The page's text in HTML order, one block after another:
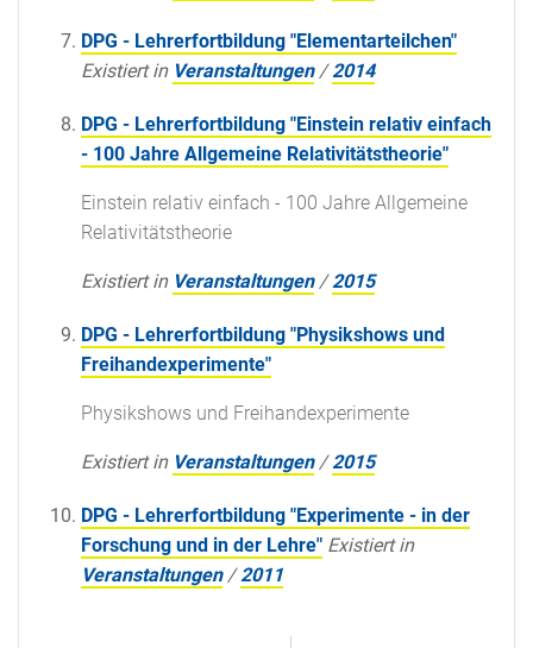
DPG - Lehrerfortbildung "Elementarteilchen"
Existiert in Veranstaltungen /2014
DPG - Lehrerfortbildung "Einstein relativ einfach
- 100 Jahre Allgemeine Relativitätstheorie"
Einstein relativ einfach - 100 Jahre Allgemeine
Relativitätstheorie
Existiert in Veranstaltungen /2015
DPG - Lehrerfortbildung "Physikshows und
Freihandexperimente"
Physikshows und Freihandexperimente
Existiert in Veranstaltungen /2015
DPG - Lehrerfortbildung "Experimente - in der
Forschung und in der Lehre" Existiert in
Veranstaltungen /2011